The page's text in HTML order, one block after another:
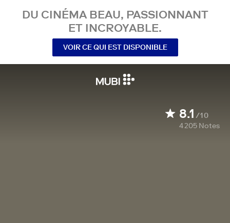
DU CINÉMA BEAU, PASSIONNANT
ET INCROYABLE.
VOIR CE QUI EST DISPONIBLE
8.1 /10
4 205 Notes